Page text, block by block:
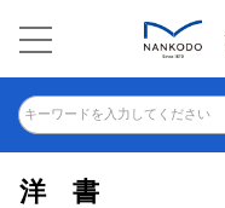
キーワードを入力してください
洋書